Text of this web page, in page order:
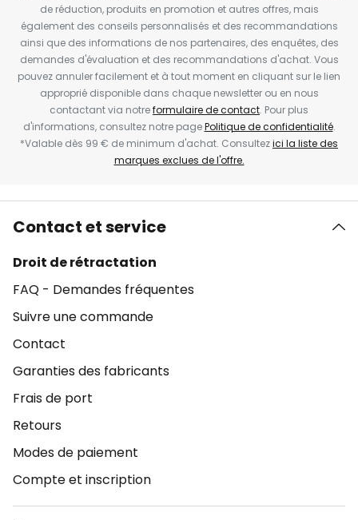
de réduction, produits en promotion et autres offres, mais
également des conseils personnalisés et des recommandations
ainsi que des informations de nos partenaires, des enquêtes, des
demandes d'évaluation et des recommandations d'achat. Vous
pouvez annuler facilement et à tout moment en cliquant sur le lien
approprié disponible dans chaque newsletter ou en nous
contactant via notreformulaire de contact. Pour plus
d'informations, consultez notre pagePolitique de confidentialité.
*Valable dès 99 € de minimum d'achat. Consultezici la liste des
marques exclues de l'offre.
Contact et service
Droit de rétractation
FAQ - Demandes fréquentes
Suivre une commande
Contact
Garanties des fabricants
Frais de port
Retours
Modes de paiement
Compte et inscription